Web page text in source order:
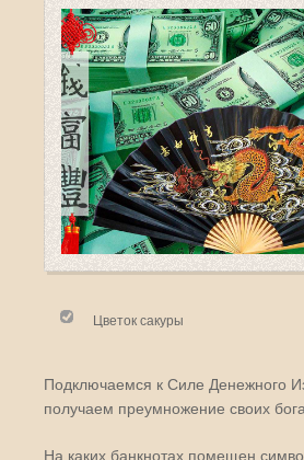
Цветок сакуры
Подключаемся к Силе Денежного
получаем преумножение своих
На каких банкнотах помещен